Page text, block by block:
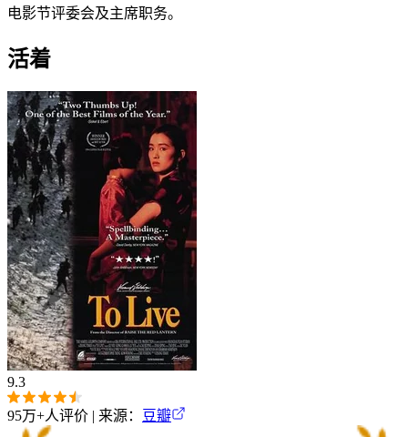
电影节评委会及主席职务。
活着
9.3
95万+人评价 | 来源： 豆瓣